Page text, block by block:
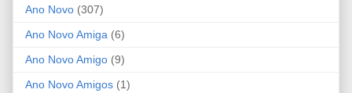
Ano Novo (307)
Ano Novo Amiga (6)
Ano Novo Amigo (9)
Ano Novo Amigos (1)